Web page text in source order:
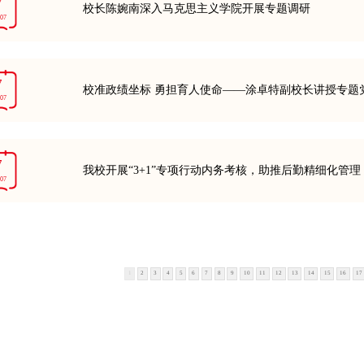
校长陈婉南深入马克思主义学院开展专题调研
校准政绩坐标 勇担育人使命——涂卓特副校长讲授专题
我校开展“3+1”专项行动内务考核，助推后勤精细化管理
2 3 4 5 6 7 8 9 10 11 12 13 14 15 16 17